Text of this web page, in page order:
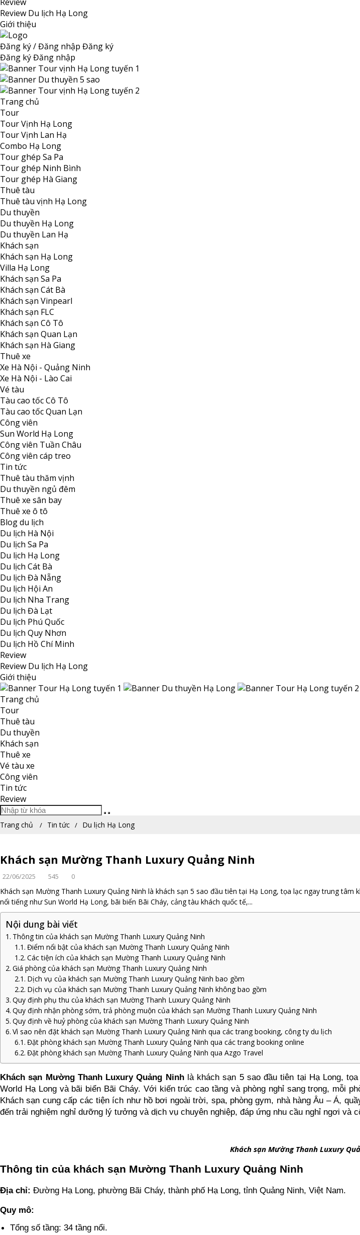
Review Du lịch Hạ Long
Giới thiệu
Đăng ký / Đăng nhập Đăng ký
Đăng kýĐăng nhập
Trang chủ
Tour
Tour Vịnh Hạ Long
Tour Vịnh Lan Hạ
Combo Hạ Long
Tour ghép Sa Pa
Tour ghép Ninh Bình
Tour ghép Hà Giang
Thuê tàu
Thuê tàu vịnh Hạ Long
Du thuyền
Du thuyền Hạ Long
Du thuyền Lan Hạ
Khách sạn
Khách sạn Hạ Long
Villa Hạ Long
Khách sạn Sa Pa
Khách sạn Cát Bà
Khách sạn Vinpearl
Khách sạn FLC
Khách sạn Cô Tô
Khách sạn Quan Lạn
Khách sạn Hà Giang
Thuê xe
Xe Hà Nội - Quảng Ninh
Xe Hà Nội - Lào Cai
Vé tàu
Tàu cao tốc Cô Tô
Tàu cao tốc Quan Lạn
Công viên
Sun World Hạ Long
Công viên Tuần Châu
Công viên cáp treo
Tin tức
Thuê tàu thăm vịnh
Du thuyền ngủ đêm
Thuê xe sân bay
Thuê xe ô tô
Blog du lịch
Du lịch Hà Nội
Du lịch Sa Pa
Du lịch Hạ Long
Du lịch Cát Bà
Du lịch Đà Nẵng
Du lịch Hội An
Du lịch Nha Trang
Du lịch Đà Lạt
Du lịch Phú Quốc
Du lịch Quy Nhơn
Du lịch Hồ Chí Minh
Review
Review Du lịch Hạ Long
Giới thiệu
Trang chủ
Tour
Thuê tàu
Du thuyền
Khách sạn
Thuê xe
Vé tàu xe
Công viên
Tin tức
Review
Trang chủ Tin tức Du lịch Hạ Long
Khách sạn Mường Thanh Luxury Quảng Ninh
22/06/2025 545 0
Khách sạn Mường Thanh Luxury Quảng Ninh là khách sạn 5 sao đầu tiên tại Hạ Long, tọa lạc ngay trung
nổi tiếng như Sun World Hạ Long, bãi biển Bãi Cháy, cảng tàu khách quốc tế,...
Nội dung bài viết
Thông tin của khách sạn Mường Thanh Luxury Quảng Ninh
Điểm nổi bật của khách sạn Mường Thanh Luxury Quảng Ninh
Các tiện ích của khách sạn Mường Thanh Luxury Quảng Ninh
Giá phòng của khách sạn Mường Thanh Luxury Quảng Ninh
Dịch vụ của khách sạn Mường Thanh Luxury Quảng Ninh bao gồm
Dịch vụ của khách sạn Mường Thanh Luxury Quảng Ninh không bao gồm
Quy định phụ thu của khách sạn Mường Thanh Luxury Quảng Ninh
Quy định nhận phòng sớm, trả phòng muộn của khách sạn Mường Thanh Luxury Quảng Ninh
Quy định về huỷ phòng của khách sạn Mường Thanh Luxury Quảng Ninh
Vì sao nên đặt khách sạn Mường Thanh Luxury Quảng Ninh qua các trang booking, công ty du lịch
Đặt phòng khách sạn Mường Thanh Luxury Quảng Ninh qua các trang booking online
Đặt phòng khách sạn Mường Thanh Luxury Quảng Ninh qua Azgo Travel
Khách sạn Mường Thanh Luxury Quảng Ninh là khách sạn 5 sao đầu tiên tại Hạ Long,
World Hạ Long và bãi biển Bãi Cháy. Với kiến trúc cao tầng và phòng nghỉ sang trọng, mỗi
Khách sạn cung cấp các tiện ích như hồ bơi ngoài trời, spa, phòng gym, nhà hàng Âu – Á,
đến trải nghiệm nghỉ dưỡng lý tưởng và dịch vụ chuyên nghiệp, đáp ứng nhu cầu nghỉ ngơi và
Khách sạn Mường Thanh Luxury
Thông tin của khách sạn Mường Thanh Luxury Quảng Ninh
Địa chỉ: Đường Hạ Long, phường Bãi Cháy, thành phố Hạ Long, tỉnh Quảng Ninh, Việt Nam.
Quy mô:
Tổng số tầng: 34 tầng nổi.